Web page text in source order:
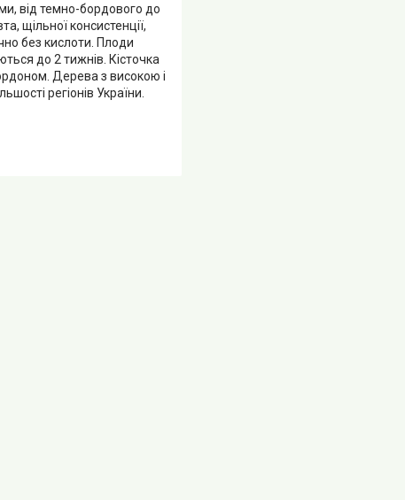
від темно-бордового до
щільної консистенції,
без кислоти. Плоди
до 2 тижнів. Кісточка
Дерева з високою і
регіонів України.